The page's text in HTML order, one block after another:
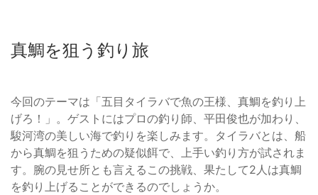
真鯛を狙う釣り旅
今回のテーマは「五目タイラバで魚の王様、真鯛を釣り上
げろ！」。ゲストにはプロの釣り師、平田俊也が加わり、
駿河湾の美しい海で釣りを楽しみます。タイラバとは、船
から真鯛を狙うための疑似餌で、上手い釣り方が試されま
す。腕の見せ所とも言えるこの挑戦、果たして2人は真鯛
を釣り上げることができるのでしょうか。